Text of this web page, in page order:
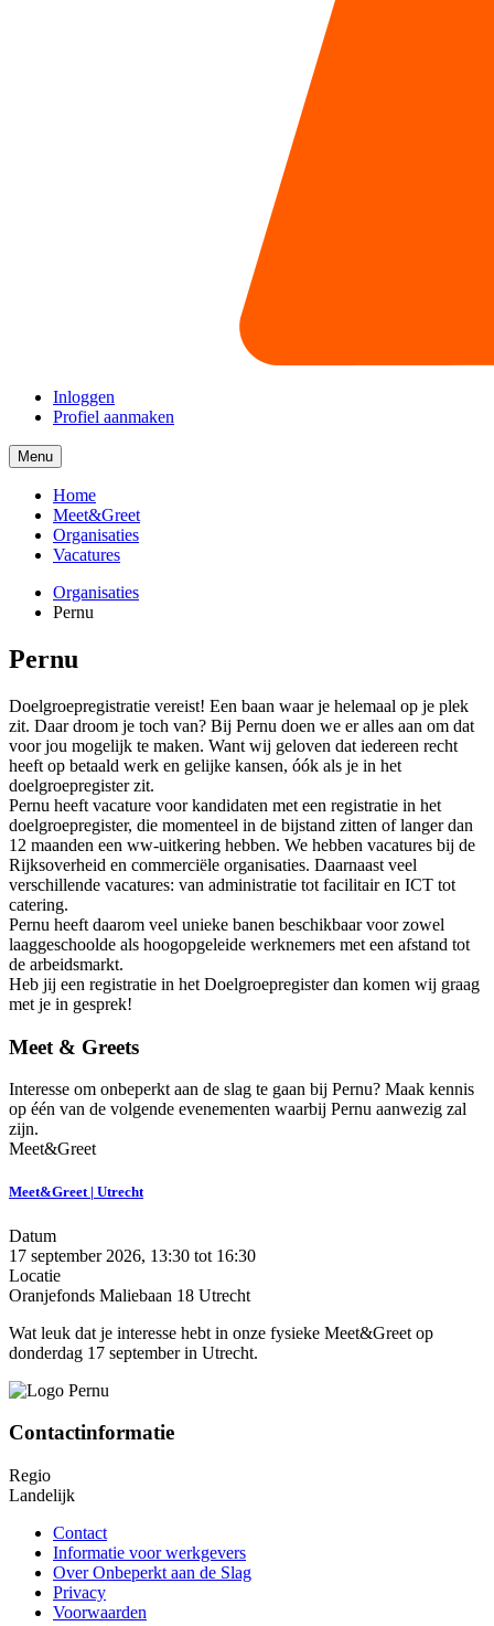
Inloggen
Profiel aanmaken
MenuMenu
collapsed
Home
Meet&Greet
Organisaties
Vacatures
Organisaties
Pernu
Pernu
Doelgroepregistratie vereist! Een baan waar je helemaal op je plek
zit. Daar droom je toch van? Bij Pernu doen we er alles aan om dat
voor jou mogelijk te maken. Want wij geloven dat iedereen recht
heeft op betaald werk en gelijke kansen, óók als je in het
doelgroepregister zit.
Pernu heeft vacature voor kandidaten met een registratie in het
doelgroepregister, die momenteel in de bijstand zitten of langer dan
12 maanden een ww-uitkering hebben. We hebben vacatures bij de
Rijksoverheid en commerciële organisaties. Daarnaast veel
verschillende vacatures: van administratie tot facilitair en ICT tot
catering.
Pernu heeft daarom veel unieke banen beschikbaar voor zowel
laaggeschoolde als hoogopgeleide werknemers met een afstand tot
de arbeidsmarkt.
Heb jij een registratie in het Doelgroepregister dan komen wij graag
met je in gesprek!
Meet & Greets
Interesse om onbeperkt aan de slag te gaan bij Pernu? Maak kennis
op één van de volgende evenementen waarbij Pernu aanwezig zal
zijn.
Meet&Greet
Meet&Greet | Utrecht
Datum
17 september 2026, 13:30 tot 16:30
Locatie
Oranjefonds Maliebaan 18 Utrecht
Wat leuk dat je interesse hebt in onze fysieke Meet&Greet op
donderdag 17 september in Utrecht.
Contactinformatie
Regio
Landelijk
Contact
Informatie voor werkgevers
Over Onbeperkt aan de Slag
Privacy
Voorwaarden